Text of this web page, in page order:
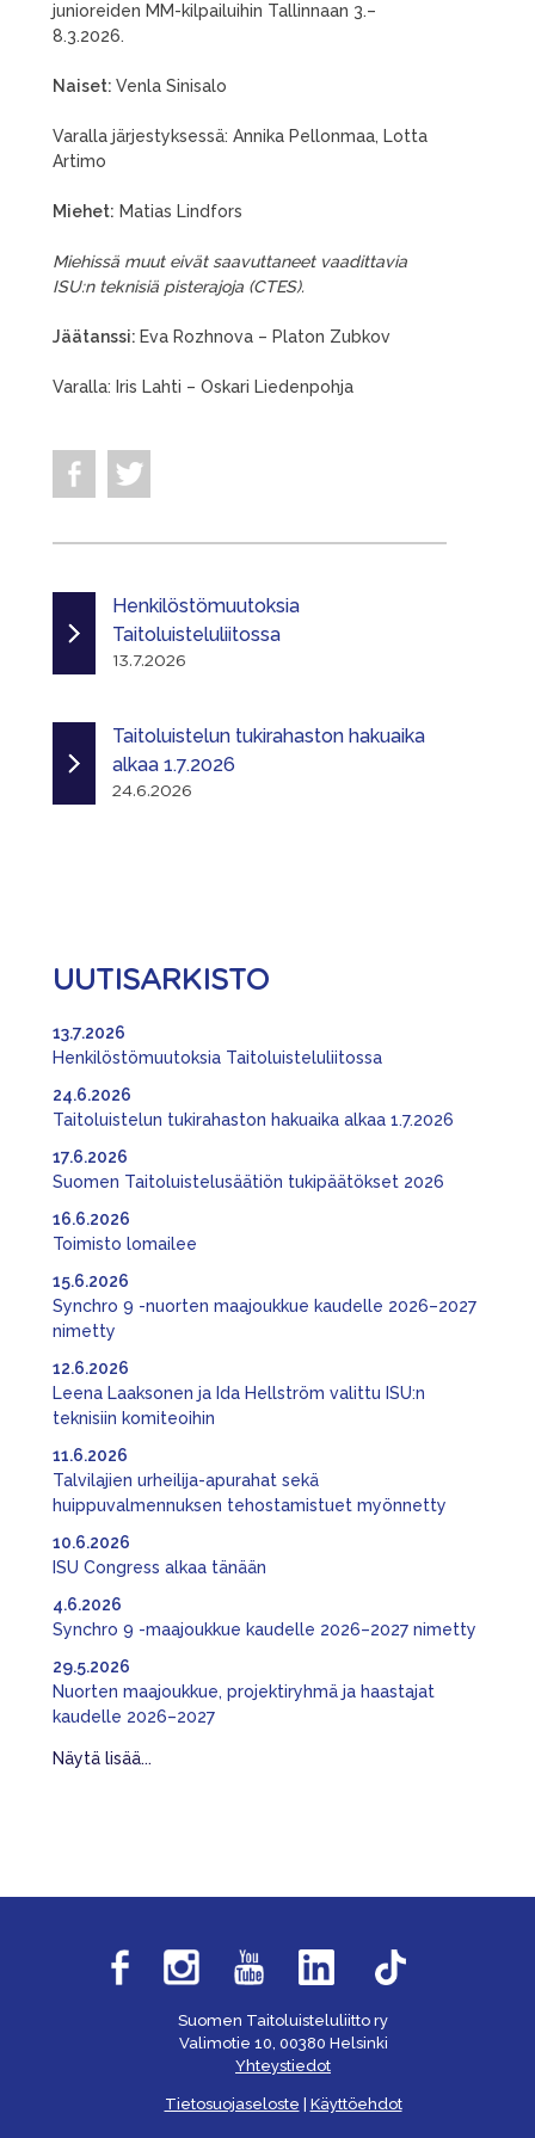
junioreiden MM-kilpailuihin Tallinnaan 3.–
8.3.2026.
Naiset: Venla Sinisalo
Varalla järjestyksessä: Annika Pellonmaa, Lotta
Artimo
Miehet: Matias Lindfors
Miehissä muut eivät saavuttaneet vaadittavia
ISU:n teknisiä pisterajoja (CTES).
Jäätanssi: Eva Rozhnova – Platon Zubkov
Varalla: Iris Lahti – Oskari Liedenpohja
Henkilöstömuutoksia
Taitoluisteluliitossa
13.7.2026
Taitoluistelun tukirahaston hakuaika
alkaa 1.7.2026
24.6.2026
UUTISARKISTO
Henkilöstömuutoksia Taitoluisteluliitossa
13.7.2026
Taitoluistelun tukirahaston hakuaika alkaa 1.7.2026
24.6.2026
Suomen Taitoluistelusäätiön tukipäätökset 2026
17.6.2026
Toimisto lomailee
16.6.2026
Synchro 9 -nuorten maajoukkue kaudelle 2026–2027
nimetty
15.6.2026
Leena Laaksonen ja Ida Hellström valittu ISU:n
teknisiin komiteoihin
12.6.2026
Talvilajien urheilija-apurahat sekä
huippuvalmennuksen tehostamistuet myönnetty
11.6.2026
ISU Congress alkaa tänään
10.6.2026
Synchro 9 -maajoukkue kaudelle 2026–2027 nimetty
4.6.2026
Nuorten maajoukkue, projektiryhmä ja haastajat
kaudelle 2026–2027
29.5.2026
Näytä lisää...
Suomen Taitoluisteluliitto ry
Valimotie 10, 00380 Helsinki
Yhteystiedot
Tietosuojaseloste Käyttöehdot